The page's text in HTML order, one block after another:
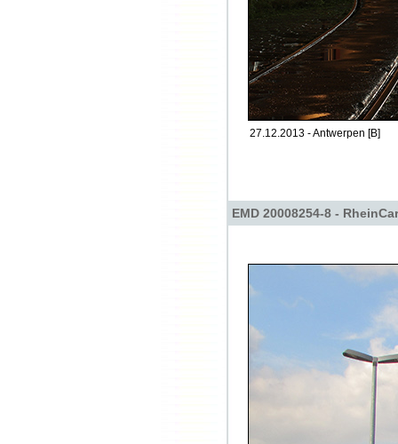
27.12.2013 - Antwerpen [B]
EMD 20008254-8 -